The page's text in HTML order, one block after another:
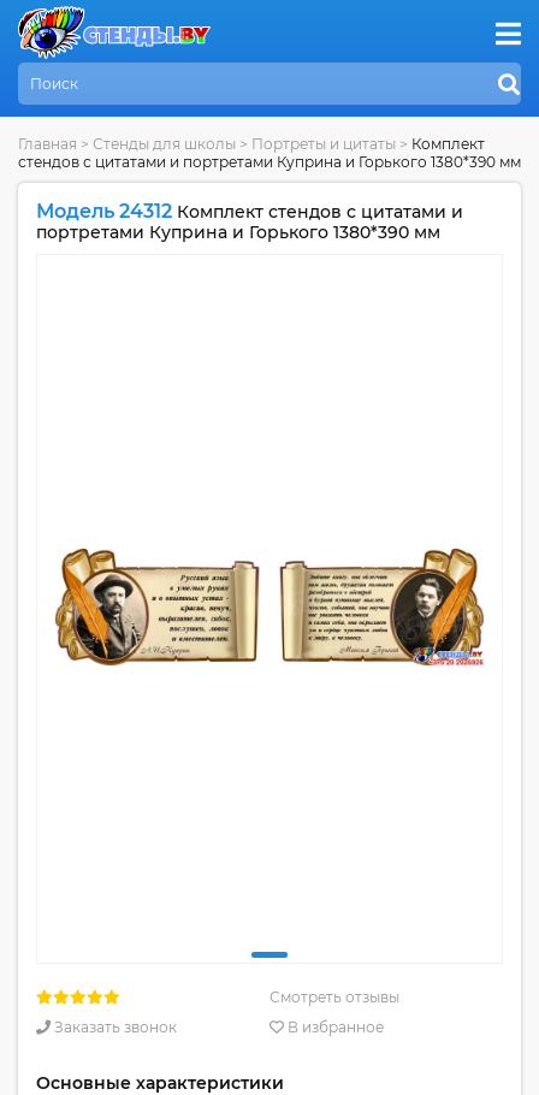
Главная > Стенды для школы > Портреты и цитаты > Комплект
стендов с цитатами и портретами Куприна и Горького 1380*390 мм
Модель 24312 Комплект стендов с цитатами и
портретами Куприна и Горького 1380*390 мм
Смотреть отзывы
Заказать звонок
В избранное
Основные характеристики